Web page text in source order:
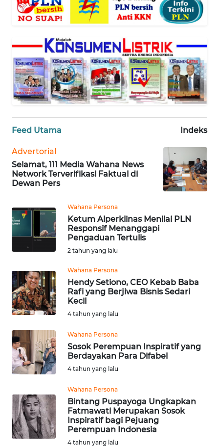
Feed Utama Indeks
Advertorial
Selamat, 111 Media Wahana News
Network Terverifikasi Faktual di
Dewan Pers
Wahana Persona
Ketum Alperklinas Menilai PLN
Responsif Menanggapi
Pengaduan Tertulis
2 tahun yang lalu
Wahana Persona
Hendy Setiono, CEO Kebab Baba
Rafi yang Berjiwa Bisnis Sedari
Kecil
4 tahun yang lalu
Wahana Persona
Sosok Perempuan Inspiratif yang
Berdayakan Para Difabel
4 tahun yang lalu
Wahana Persona
Bintang Puspayoga Ungkapkan
Fatmawati Merupakan Sosok
Inspiratif bagi Pejuang
Perempuan Indonesia
4 tahun yang lalu
WAHANA
WAHANA
PERSONA
WAHANA
HEALTH
WAHANA
MAWAKA
NET
FORJASIDA
NEWS
JURNAL
MARITIM
FISUELRI
BERKAT